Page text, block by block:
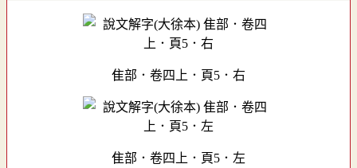
隹部．卷四上．頁5．右
隹部．卷四上．頁5．左